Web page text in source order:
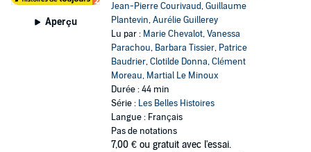
Aperçu
Jean-Pierre Courivaud,Guillaume
Plantevin,Aurélie Guillerey
Lu par : Marie Chevalot,Vanessa
Parachou, Barbara Tissier, Patrice
Baudrier,Clotilde Donna,Clément
Moreau, Martial Le Minoux
Durée : 44 min
Série : Les Belles Histoires
Langue : Français
Pas de notations
7,00 € ou gratuit avec l'essai.